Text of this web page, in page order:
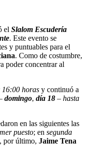
el Slalom Escudería
. Este evento se
y puntuables para el
. Como de costumbre,
poder concentrar al
horas y continuó a
domingo, día 18 – hasta
en las siguientes las
puesto; en segunda
por último, Jaime Tena